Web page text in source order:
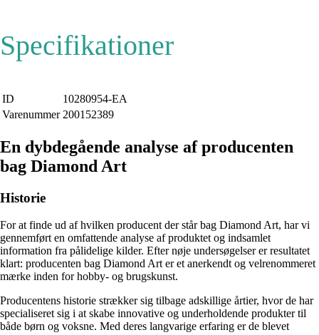
Specifikationer
ID
10280954-EA
Varenummer 200152389
En dybdegående analyse af producenten
bag Diamond Art
Historie
For at finde ud af hvilken producent der står bag Diamond Art, har vi
gennemført en omfattende analyse af produktet og indsamlet
information fra pålidelige kilder. Efter nøje undersøgelser er resultatet
klart: producenten bag Diamond Art er et anerkendt og velrenommeret
mærke inden for hobby- og brugskunst.
Producentens historie strækker sig tilbage adskillige årtier, hvor de har
specialiseret sig i at skabe innovative og underholdende produkter til
både børn og voksne. Med deres langvarige erfaring er de blevet